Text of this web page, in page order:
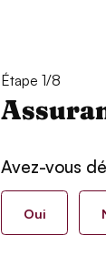
Étape 1/8
Avez-vous
Oui